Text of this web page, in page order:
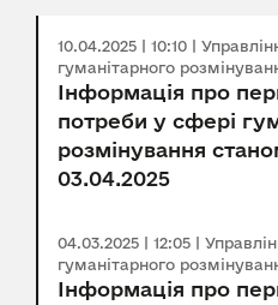
10.04.2025 | 10:10 |
гуманітарного
Інформація про
потреби у сфері
розмінування
03.04.2025
04.03.2025 | 12:05 |
гуманітарного
Інформація про